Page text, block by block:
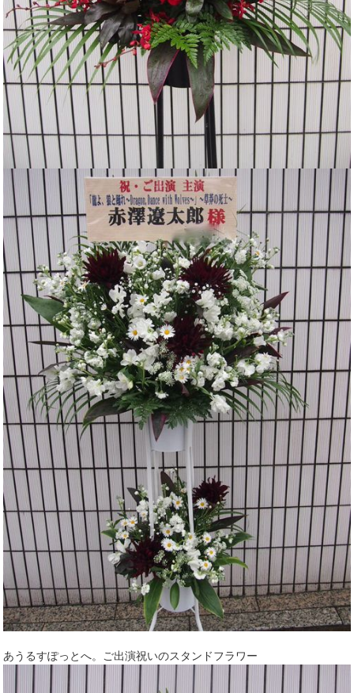
あうるすぽっとへ。ご出演祝いのスタンドフラワー